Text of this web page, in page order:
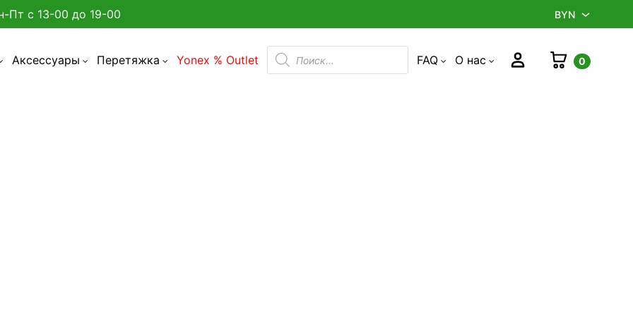
Пт с 13-00 до 19-00 BYN
Аксессуары Перетяжка Yonex % Outlet
Поиск
товаров
FAQ О нас Войти Корзина
0